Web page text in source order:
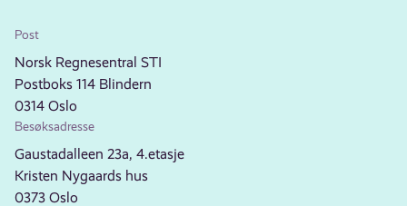
Post
Norsk Regnesentral STI
Postboks 114 Blindern
0314 Oslo
Besøksadresse
Gaustadalleen 23a, 4.etasje
Kristen Nygaards hus
0373 Oslo